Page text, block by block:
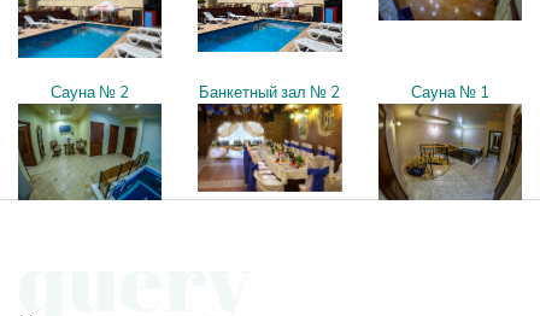
Сауна № 2 Банкетный зал № 2 Сауна № 1